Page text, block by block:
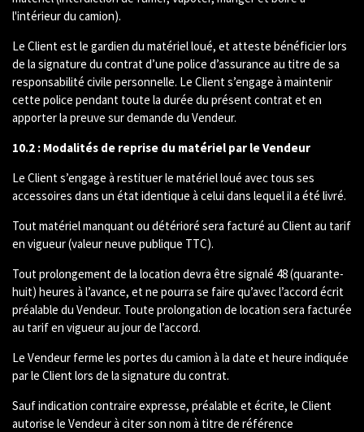
l'intérieur du camion).
Le Client est le gardien du matériel loué, et atteste bénéficier lors
de la signature du contrat d’une police d’assurance au titre de sa
responsabilité civile personnelle. Le Client s’engage à maintenir
cette police pendant toute la durée du présent contrat et en
apporter la preuve sur demande du Vendeur.
10.2 : Modalités de reprise du matériel par le Vendeur
Le Client s’engage à restituer le matériel loué avec tous ses
accessoires dans un état identique à celui dans lequel il a été livré.
Tout matériel manquant ou détérioré sera facturé au Client au tarif
en vigueur (valeur neuve publique TTC).
Tout prolongement de la location devra être signalé 48 (quarante-
huit) heures à l’avance, et ne pourra se faire qu’avec l’accord écrit
préalable du Vendeur. Toute prolongation de location sera facturée
au tarif en vigueur au jour de l’accord.
Le Vendeur ferme les portes du camion à la date et heure indiquée
par le Client lors de la signature du contrat.
Sauf indication contraire expresse, préalable et écrite, le Client
autorise le Vendeur à citer son nom à titre de référence